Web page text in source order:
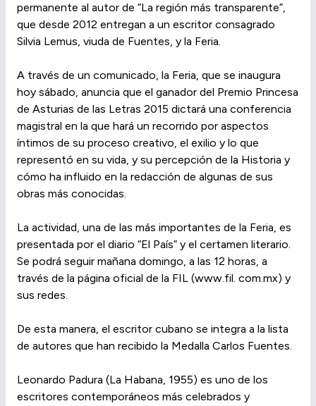
permanente al autor de “La región más transparente”,
que desde 2012 entregan a un escritor consagrado
Silvia Lemus, viuda de Fuentes, y la Feria.
A través de un comunicado, la Feria, que se inaugura
hoy sábado, anuncia que el ganador del Premio Princesa
de Asturias de las Letras 2015 dictará una conferencia
magistral en la que hará un recorrido por aspectos
íntimos de su proceso creativo, el exilio y lo que
representó en su vida, y su percepción de la Historia y
cómo ha influido en la redacción de algunas de sus
obras más conocidas.
La actividad, una de las más importantes de la Feria, es
presentada por el diario “El País” y el certamen literario.
Se podrá seguir mañana domingo, a las 12 horas, a
través de la página oficial de la FIL (www.fil. com.mx) y
sus redes.
De esta manera, el escritor cubano se integra a la lista
de autores que han recibido la Medalla Carlos Fuentes.
Leonardo Padura (La Habana, 1955) es uno de los
escritores contemporáneos más celebrados y